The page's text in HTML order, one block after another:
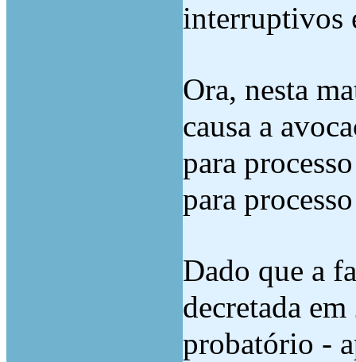
interruptivos
Ora, nesta
causa a
para
para
Dado que a
decretada
probatório -